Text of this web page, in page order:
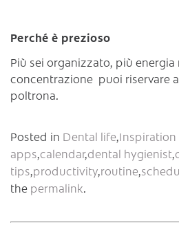
Perché è prezioso
Più sei organizzato, più
concentrazione puoi riservare
poltrona.
Posted in Dental life,Inspiration
apps,calendar,dental hygienist,
tips,productivity,routine,
the permalink.